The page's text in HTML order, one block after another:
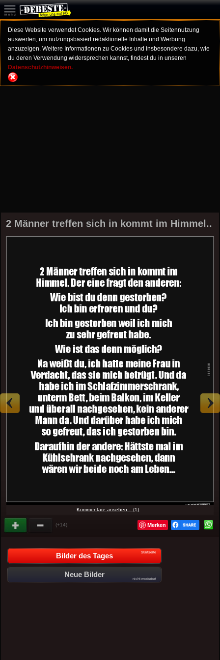
Diese Website verwendet Cookies. Wir können damit die Seitennutzung
auswerten, um nutzungsbasiert redaktionelle Inhalte und Werbung
anzuzeigen. Weitere Informationen zu Cookies und insbesondere dazu, wie
du deren Verwendung widersprechen kannst, findest du in unseren
Datenschutzhinweisen.
2 Männer treffen sich in kommt im Himmel..
Kommentare ansehen... (1)
(+14) Merken
Bilder des Tages Startseite
Neue Bilder
nicht moderiert